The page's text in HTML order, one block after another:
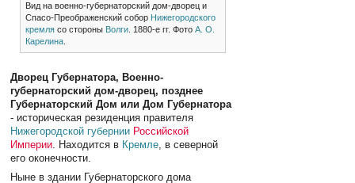
Вид на военно-губернаторский дом-дворец и
Спасо-Преображенский собор Нижегородского
кремлясо стороны Волги. 1880-е гг. Фото А. О.
Карелина.
Дворец Губернатора, Военно-
губернаторский дом-дворец, позднее
Губернаторский Дом или Дом Губернатора
- историческая резиденция правителя
Нижегородской губернии Российской
Империи. Находится в Кремле, в северной
его оконечности.
Ныне в здании Губернаторского дома